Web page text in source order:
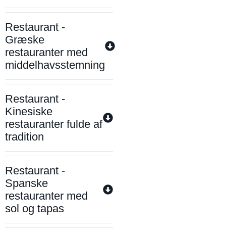
Restaurant -
Græske
restauranter med
middelhavsstemning
Restaurant -
Kinesiske
restauranter fulde af
tradition
Restaurant -
Spanske
restauranter med
sol og tapas